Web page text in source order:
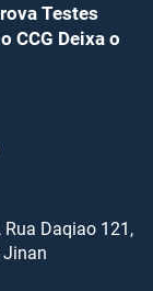
Testes
CCG Deixa o
Daqiao 121,
Jinan